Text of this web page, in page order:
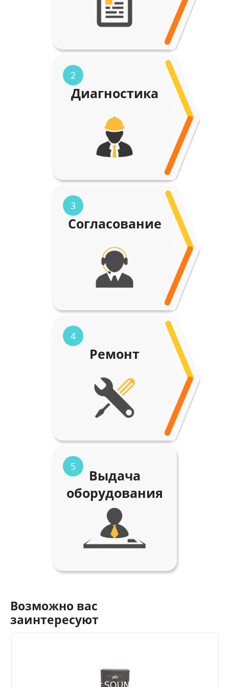
2
Диагностика
3
Согласование
4
Ремонт
5
Выдача
оборудования
Возможно вас
заинтересуют